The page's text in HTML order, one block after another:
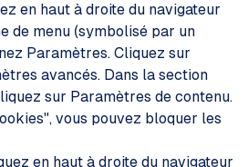
en haut à droite du navigateur
de menu (symbolisé par un
Paramètres. Cliquez sur
avancés. Dans la section
sur Paramètres de contenu.
vous pouvez bloquer les
en haut à droite du navigateur